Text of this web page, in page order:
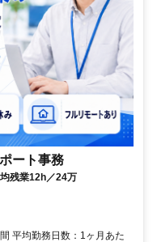
ート事務
残業12h／24万
平均勤務日数：1ヶ月あた